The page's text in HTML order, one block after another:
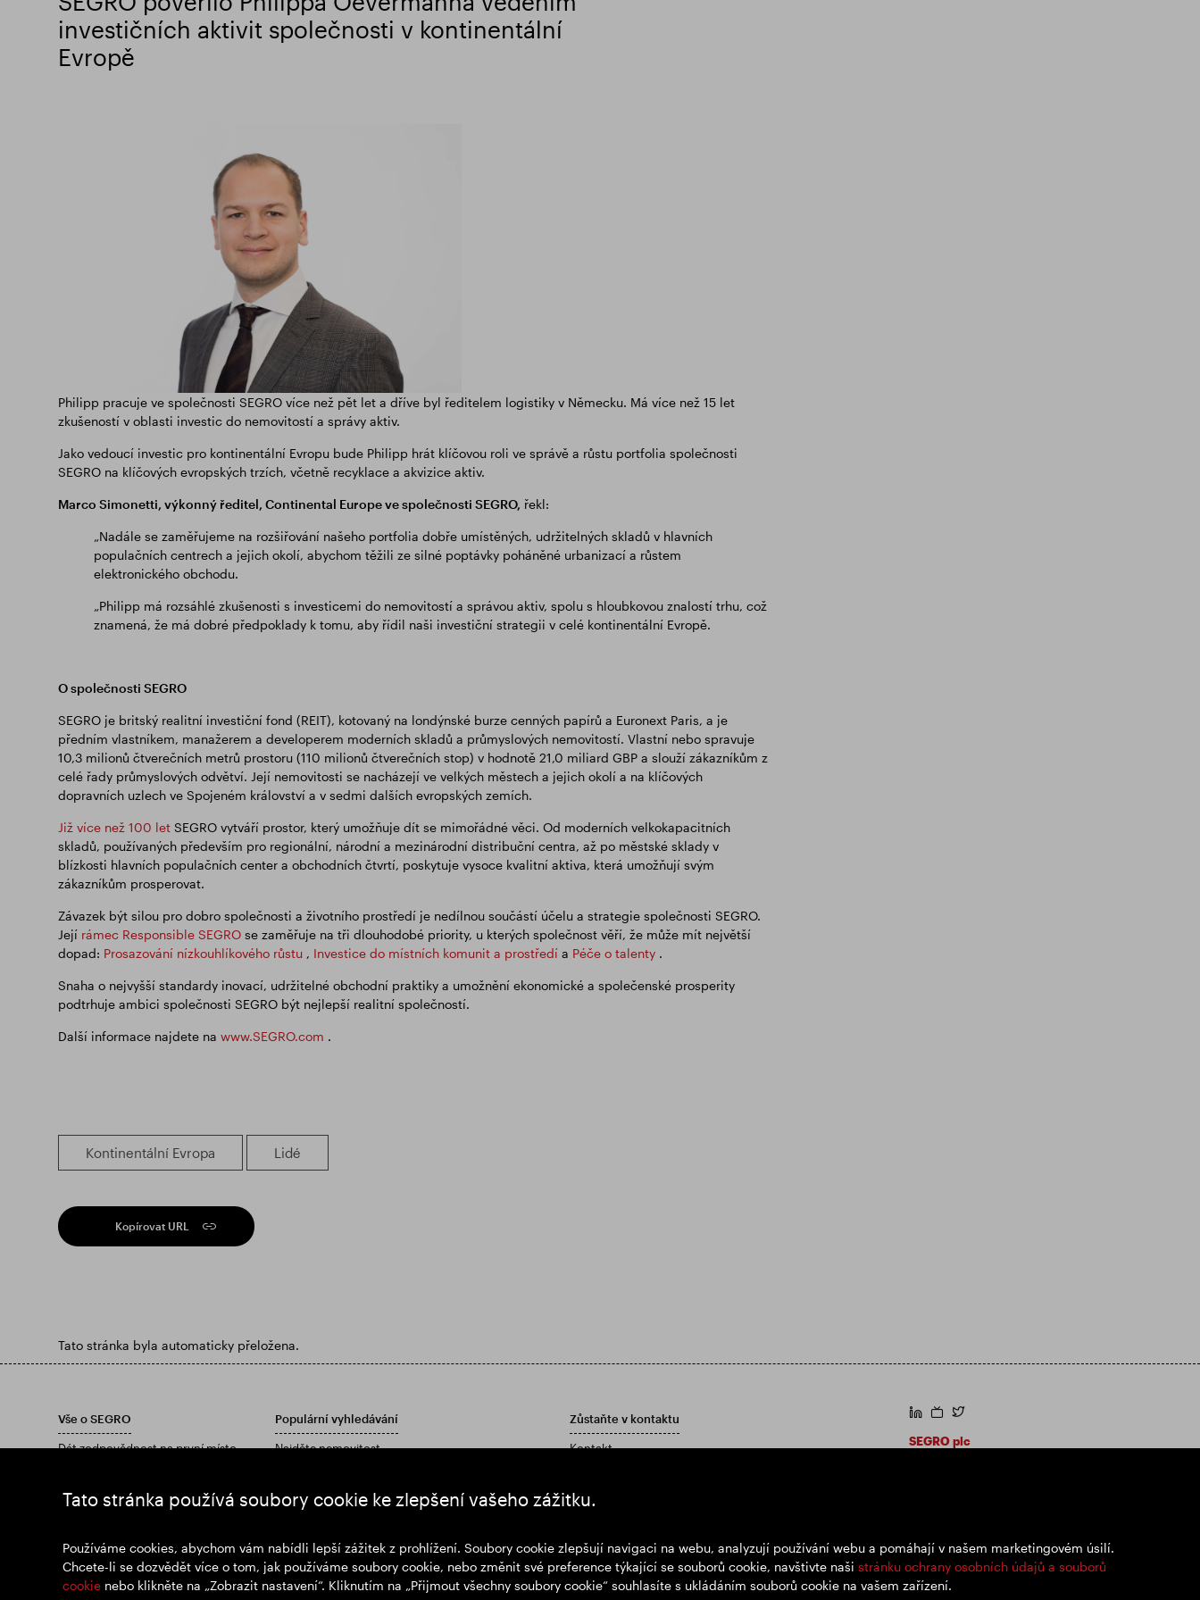
Tato stránka používá soubory cookie ke zlepšení vašeho zážitku.
Používáme cookies, abychom vám nabídli lepší zážitek z prohlížení. Soubory cookie zlepšují navigaci na webu, analyzují používání webu a pomáhají v našem marketingovém úsilí.
Chcete-li se dozvědět více o tom, jak používáme soubory cookie, nebo změnit své preference týkající se souborů cookie, navštivte naši stránku ochrany osobních údajů a souborů
cookienebo klikněte na „Zobrazit nastavení“. Kliknutím na „Přijmout všechny soubory cookie“ souhlasíte s ukládáním souborů cookie na vašem zařízení.
investičních aktivit společnosti v kontinentální
Evropě
Philipp pracuje ve společnosti SEGRO více než pět let a dříve byl ředitelem logistiky v Německu. Má více než 15 let
zkušeností v oblasti investic do nemovitostí a správy aktiv.
Jako vedoucí investic pro kontinentální Evropu bude Philipp hrát klíčovou roli ve správě a růstu portfolia společnosti
SEGRO na klíčových evropských trzích, včetně recyklace a akvizice aktiv.
Marco Simonetti, výkonný ředitel, Continental Europe ve společnosti SEGRO, řekl:
„Nadále se zaměřujeme na rozšiřování našeho portfolia dobře umístěných, udržitelných skladů v hlavních
populačních centrech a jejich okolí, abychom těžili ze silné poptávky poháněné urbanizací a růstem
elektronického obchodu.
„Philipp má rozsáhlé zkušenosti s investicemi do nemovitostí a správou aktiv, spolu s hloubkovou znalostí trhu, což
znamená, že má dobré předpoklady k tomu, aby řídil naši investiční strategii v celé kontinentální Evropě.
O společnosti SEGRO
SEGRO je britský realitní investiční fond (REIT), kotovaný na londýnské burze cenných papírů a Euronext Paris, a je
předním vlastníkem, manažerem a developerem moderních skladů a průmyslových nemovitostí. Vlastní nebo spravuje
10,3 milionů čtverečních metrů prostoru (110 milionů čtverečních stop) v hodnotě 21,0 miliard GBP a slouží zákazníkům z
celé řady průmyslových odvětví. Její nemovitosti se nacházejí ve velkých městech a jejich okolí a na klíčových
dopravních uzlech ve Spojeném království a v sedmi dalších evropských zemích.
Již více než 100 letSEGRO vytváří prostor, který umožňuje dít se mimořádné věci. Od moderních velkokapacitních
skladů, používaných především pro regionální, národní a mezinárodní distribuční centra, až po městské sklady v
blízkosti hlavních populačních center a obchodních čtvrtí, poskytuje vysoce kvalitní aktiva, která umožňují svým
zákazníkům prosperovat.
Závazek být silou pro dobro společnosti a životního prostředí je nedílnou součástí účelu a strategie společnosti SEGRO.
Její rámec Responsible SEGROse zaměřuje na tři dlouhodobé priority, u kterých společnost věří, že může mít největší
dopad: Prosazování nízkouhlíkového růstu , Investice do místních komunit a prostředía Péče o talenty.
Snaha o nejvyšší standardy inovací, udržitelné obchodní praktiky a umožnění ekonomické a společenské prosperity
podtrhuje ambici společnosti SEGRO být nejlepší realitní společností.
Další informace najdete na www.SEGRO.com .
Kontinentální Evropa Lidé
Kopírovat URL
Tato stránka byla automaticky přeložena.
Vše o SEGRO
Dát zodpovědnost na první místo
Postřehy
Populární vyhledávání
Najděte nemovitost
Stáhněte si naši výroční zprávu a účetní závěrku
Zůstaňte v kontaktu
Kontakt
https://www.linkedin.com/
https://www.youtube.com/
https://twitter.com/segroplc
SEGRO plc